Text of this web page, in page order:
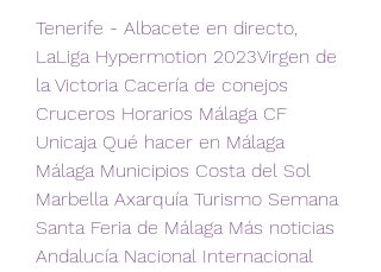
Tenerife - Albacete en directo,
LaLiga Hypermotion 2023Virgen de
la Victoria Cacería de conejos
Cruceros Horarios Málaga CF
Unicaja Qué hacer en Málaga
Málaga Municipios Costa del Sol
Marbella Axarquía Turismo Semana
Santa Feria de Málaga Más noticias
Andalucía Nacional Internacional